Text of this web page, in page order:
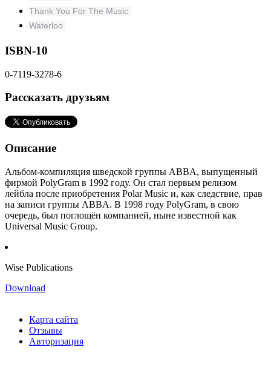
Thank You For The Music
Waterloo
ISBN-10
0-7119-3278-6
Рассказать друзьям
Описание
Альбом-компиляция шведской группы ABBA, выпущенный
фирмой PolyGram в 1992 году. Он стал первым релизом
лейбла после приобретения Polar Music и, как следствие, прав
на записи группы ABBA. В 1998 году PolyGram, в свою
очередь, был поглощён компанией, ныне известной как
Universal Music Group.
Wise Publications
Download
Карта сайта
Отзывы
Авторизация